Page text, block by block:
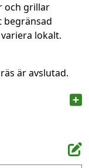
och grillar
begränsad
lokalt.
är avslutad.